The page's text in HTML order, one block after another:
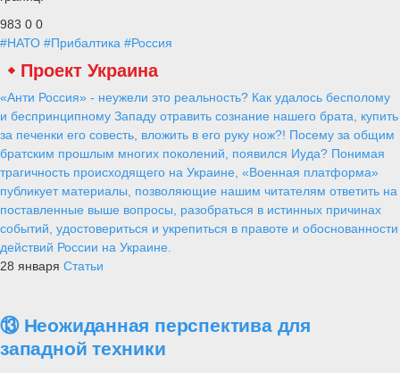
983 0 0
#НАТО #Прибалтика #Россия
Проект Украина
«Анти Россия» - неужели это реальность? Как удалось бесполому
и беспринципному Западу отравить сознание нашего брата, купить
за печенки его совесть, вложить в его руку нож?! Посему за общим
братским прошлым многих поколений, появился Иуда? Понимая
трагичность происходящего на Украине, «Военная платформа»
публикует материалы, позволяющие нашим читателям ответить на
поставленные выше вопросы, разобраться в истинных причинах
событий, удостовериться и укрепиться в правоте и обоснованности
действий России на Украине.
28 января Статьи
⑬ Неожиданная перспектива для
западной техники